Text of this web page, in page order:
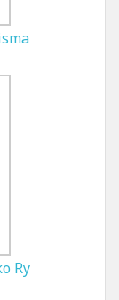
Ry